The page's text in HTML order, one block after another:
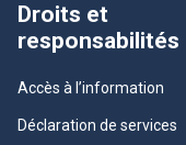
Droits et
responsabilités
Accès à l’information
Déclaration de services